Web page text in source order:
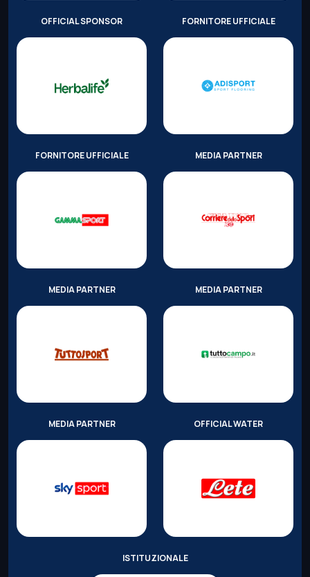
OFFICIAL SPONSOR FORNITORE UFFICIALE
FORNITORE UFFICIALE MEDIA PARTNER
MEDIA PARTNER MEDIA PARTNER
MEDIA PARTNER OFFICIAL WATER
ISTITUZIONALE